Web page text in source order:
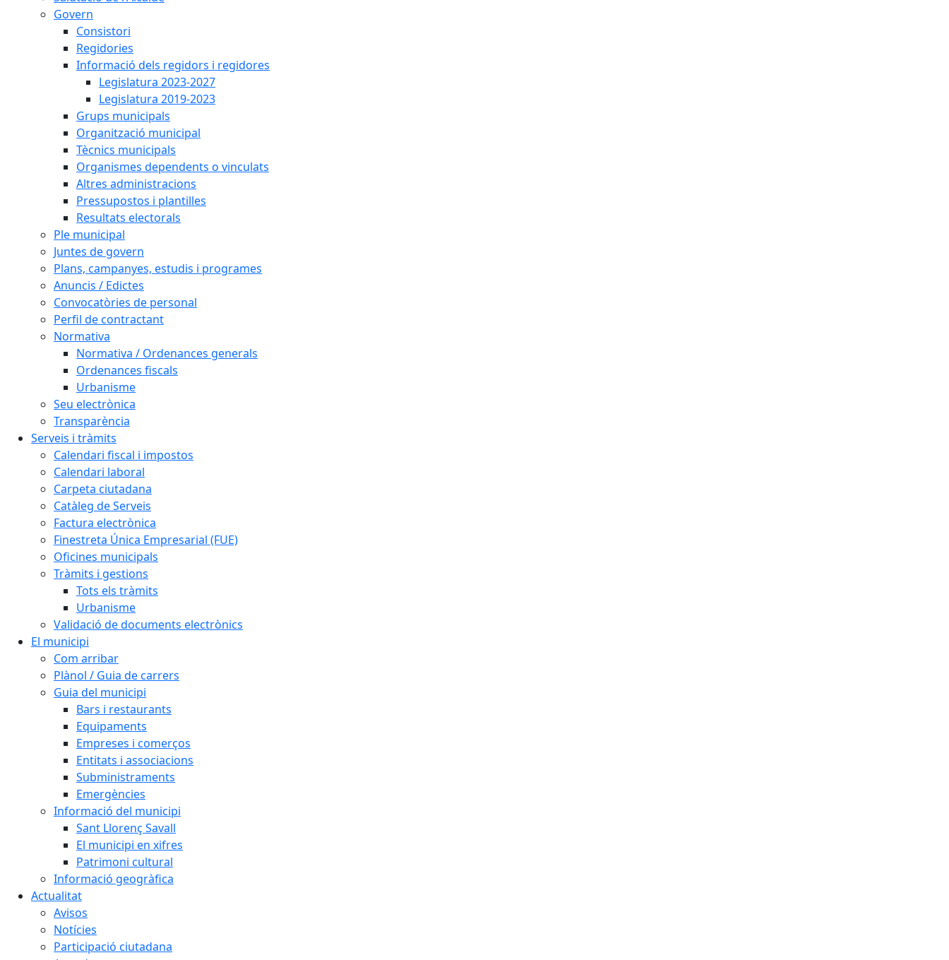
Govern
Consistori
Regidories
Informació dels regidors i regidores
Legislatura 2023-2027
Legislatura 2019-2023
Grups municipals
Organització municipal
Tècnics municipals
Organismes dependents o vinculats
Altres administracions
Pressupostos i plantilles
Resultats electorals
Ple municipal
Juntes de govern
Plans, campanyes, estudis i programes
Anuncis / Edictes
Convocatòries de personal
Perfil de contractant
Normativa
Normativa / Ordenances generals
Ordenances fiscals
Urbanisme
Seu electrònica
Transparència
Serveis i tràmits
Calendari fiscal i impostos
Calendari laboral
Carpeta ciutadana
Catàleg de Serveis
Factura electrònica
Finestreta Única Empresarial (FUE)
Oficines municipals
Tràmits i gestions
Tots els tràmits
Urbanisme
Validació de documents electrònics
El municipi
Com arribar
Plànol / Guia de carrers
Guia del municipi
Bars i restaurants
Equipaments
Empreses i comerços
Entitats i associacions
Subministraments
Emergències
Informació del municipi
Sant Llorenç Savall
El municipi en xifres
Patrimoni cultural
Informació geogràfica
Actualitat
Avisos
Notícies
Participació ciutadana